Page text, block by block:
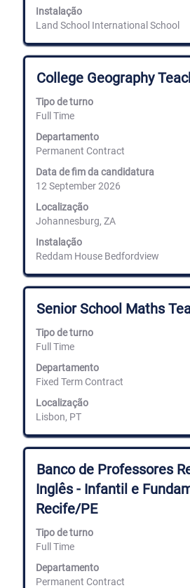
Instalação
Land School International School
de
emprego.
Título
College Geography
Tipo de turno
Full Time
Departamento
Permanent Contract
Data de fim da candidatura
12 September 2026
Localização
Johannesburg, ZA
Instalação
Reddam House Bedfordview
Selecione
com
a
barra
espaços
para
os
conteúdos
completos
da
informação
de
emprego.
Título
Senior School Maths
Tipo de turno
Full Time
Departamento
Fixed Term Contract
Localização
Lisbon, PT
Selecione
com
a
barra
espaços
para
os
conteúdos
de
emprego.
Título
Banco de Professores
Inglês - Infantil e
Recife/PE
Tipo de turno
Full Time
Departamento
Permanent Contract
Selecione
com
barra
de
espaços
para
ver
os
conteúdos